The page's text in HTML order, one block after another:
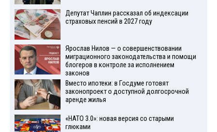
Депутат Чаплин рассказал об индексации
страховых пенсий в 2027 году
Ярослав Нилов — о совершенствовании
миграционного законодательства и помощи
блогеров в контроле за исполнением
законов
Вместо ипотеки: в Госдуме готовят
законопроект о доступной долгосрочной
аренде жилья
«НАТО 3.0»: новая версия со старыми
глюками